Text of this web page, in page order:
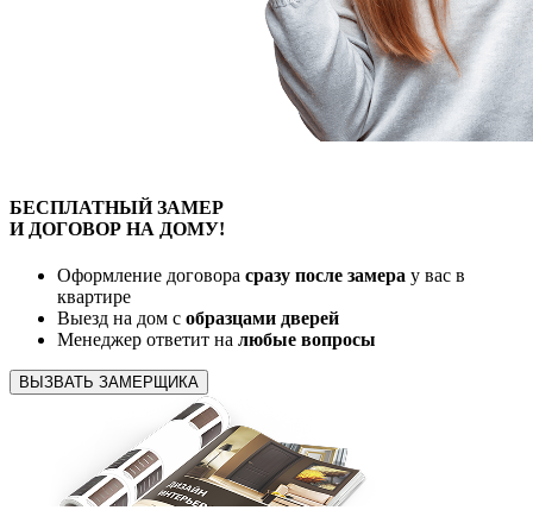
БЕСПЛАТНЫЙЗАМЕР
И ДОГОВОР НА ДОМУ!
Оформление договора сразу после замера у вас в
квартире
Выезд на дом с образцами дверей
Менеджер ответит на любые вопросы
ВЫЗВАТЬ ЗАМЕРЩИКА